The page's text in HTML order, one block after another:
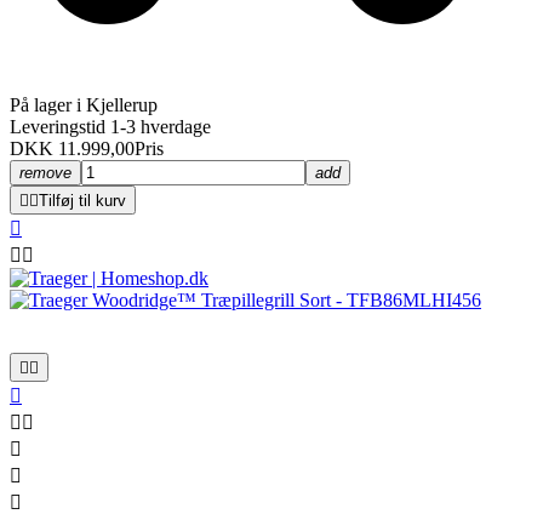
På lager i Kjellerup
Leveringstid 1-3 hverdage
DKK 11.999,00Pris
remove
add
 Tilføj til kurv

 
 

 


